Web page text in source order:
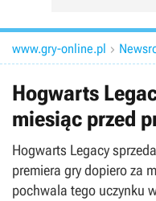
www.gry-online.pl 
Hogwarts
miesiąc przed
Hogwarts Legacy
premiera gry dopiero za
pochwala tego uczynku